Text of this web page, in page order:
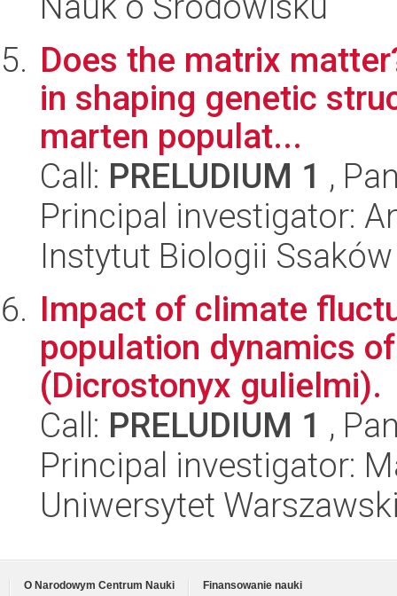
Does the matrix
in shaping genetic
marten populat...
Call: PRELUDIUM 1 ,
Principal investigator:
Instytut Biologii Ssaków
Impact of climate
population dynamics
(Dicrostonyx gulielmi).
Call: PRELUDIUM 1 ,
Principal investigator:
Uniwersytet
O Narodowym Centrum Nauki
Finansowanie nauki